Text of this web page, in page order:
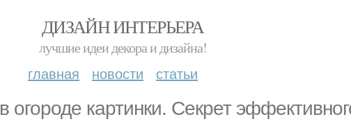
ДИЗАЙН ИНТЕРЬЕРА
лучшие идеи декора и дизайна!
главная новости статьи
огороде картинки. Секрет